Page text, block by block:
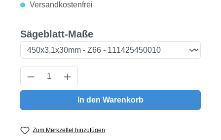
Versandkostenfrei
Sägeblatt-Maßeauswählen
Produkt Anzahl: Gib den gewünschten
In den Warenkorb
Zum Merkzettel hinzufügen